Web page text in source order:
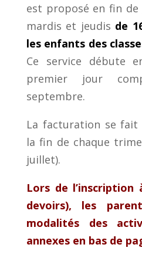
est proposé en fin
mardis et jeudis de
les enfants des
Ce service débute
premier jour
septembre.
La facturation se
la fin de chaque
juillet).
Lors de l’inscription
devoirs), les
modalités des
annexes en bas de